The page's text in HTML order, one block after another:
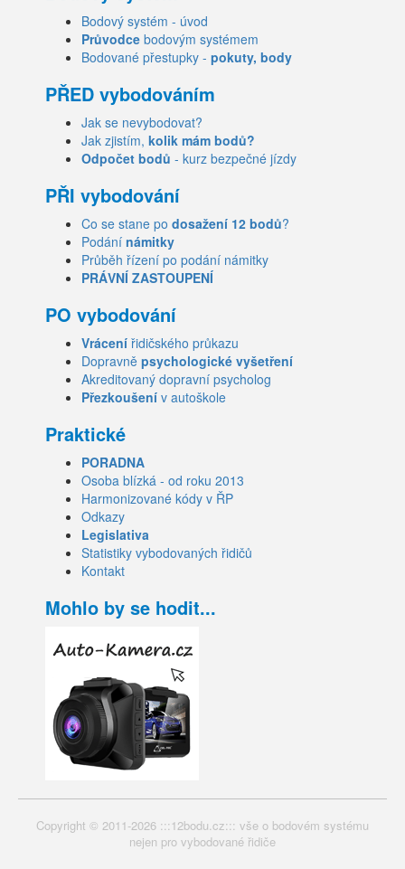
Bodový systém - úvod
Průvodce bodovým systémem
Bodované přestupky - pokuty, body
PŘED vybodováním
Jak se nevybodovat?
Jak zjistím, kolik mám bodů?
Odpočet bodů - kurz bezpečné jízdy
PŘI vybodování
Co se stane po dosažení 12 bodů?
Podání námitky
Průběh řízení po podání námitky
PRÁVNÍ ZASTOUPENÍ
PO vybodování
Vrácení řidičského průkazu
Dopravně psychologické vyšetření
Akreditovaný dopravní psycholog
Přezkoušení v autoškole
Praktické
PORADNA
Osoba blízká - od roku 2013
Harmonizované kódy v ŘP
Odkazy
Legislativa
Statistiky vybodovaných řidičů
Kontakt
Mohlo by se hodit...
Copyright © 2011-2026 :::12bodu.cz::: vše o bodovém systému
nejen pro vybodované řidiče